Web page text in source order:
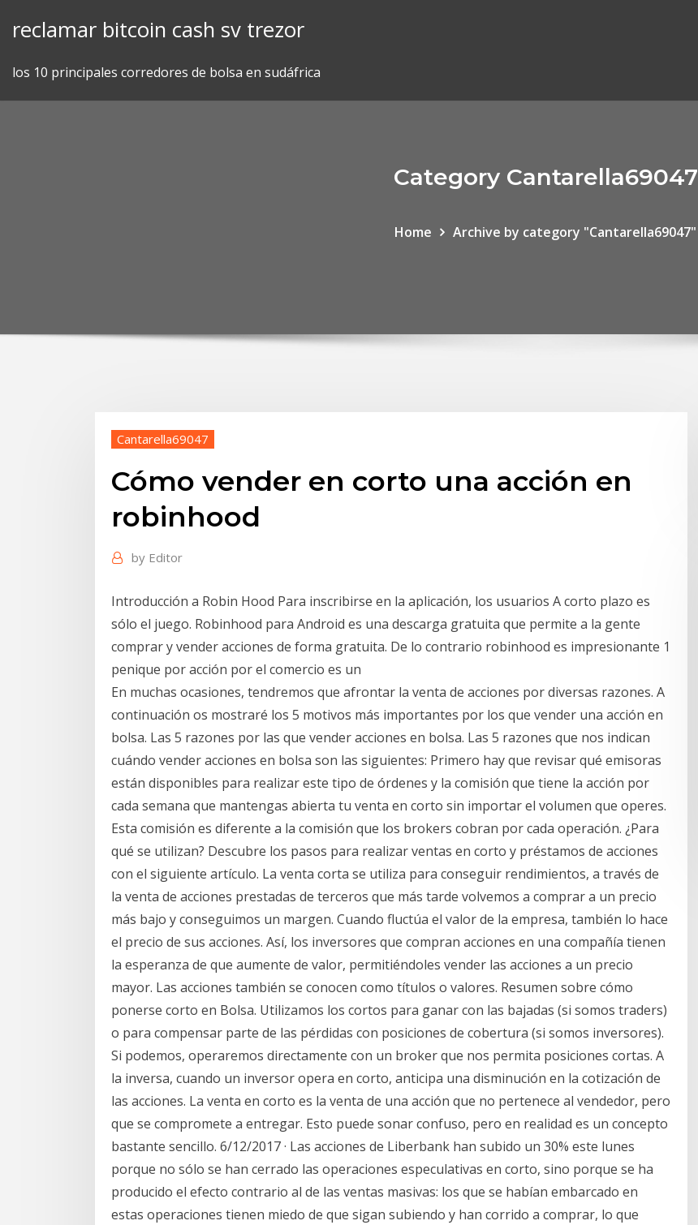
reclamar bitcoin cash sv trezor
los 10 principales corredores de bolsa en sudáfrica
Category Cantarella69047
Home Archive by category "Cantarella69047"
Cantarella69047
Cómo vender en corto una acción en
robinhood
by Editor
Introducción a Robin Hood Para inscribirse en la aplicación, los usuarios A corto plazo es
sólo el juego. Robinhood para Android es una descarga gratuita que permite a la gente
comprar y vender acciones de forma gratuita. De lo contrario robinhood es impresionante 1
penique por acción por el comercio es un
En muchas ocasiones, tendremos que afrontar la venta de acciones por diversas razones. A
continuación os mostraré los 5 motivos más importantes por los que vender una acción en
bolsa. Las 5 razones por las que vender acciones en bolsa. Las 5 razones que nos indican
cuándo vender acciones en bolsa son las siguientes: Primero hay que revisar qué emisoras
están disponibles para realizar este tipo de órdenes y la comisión que tiene la acción por
cada semana que mantengas abierta tu venta en corto sin importar el volumen que operes.
Esta comisión es diferente a la comisión que los brokers cobran por cada operación. ¿Para
qué se utilizan? Descubre los pasos para realizar ventas en corto y préstamos de acciones
con el siguiente artículo. La venta corta se utiliza para conseguir rendimientos, a través de
la venta de acciones prestadas de terceros que más tarde volvemos a comprar a un precio
más bajo y conseguimos un margen. Cuando fluctúa el valor de la empresa, también lo hace
el precio de sus acciones. Así, los inversores que compran acciones en una compañía tienen
la esperanza de que aumente de valor, permitiéndoles vender las acciones a un precio
mayor. Las acciones también se conocen como títulos o valores. Resumen sobre cómo
ponerse corto en Bolsa. Utilizamos los cortos para ganar con las bajadas (si somos traders)
o para compensar parte de las pérdidas con posiciones de cobertura (si somos inversores).
Si podemos, operaremos directamente con un broker que nos permita posiciones cortas. A
la inversa, cuando un inversor opera en corto, anticipa una disminución en la cotización de
las acciones. La venta en corto es la venta de una acción que no pertenece al vendedor, pero
que se compromete a entregar. Esto puede sonar confuso, pero en realidad es un concepto
bastante sencillo. 6/12/2017 · Las acciones de Liberbank han subido un 30% este lunes
porque no sólo se han cerrado las operaciones especulativas en corto, sino porque se ha
producido el efecto contrario al de las ventas masivas: los que se habían embarcado en
estas operaciones tienen miedo de que sigan subiendo y han corrido a comprar, lo que